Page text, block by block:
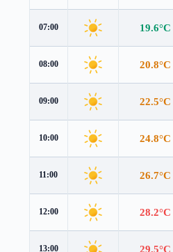
07:00 19.6°C
08:00 20.8°C
09:00 22.5°C
10:00 24.8°C
11:00 26.7°C
12:00 28.2°C
13:00 29.5°C